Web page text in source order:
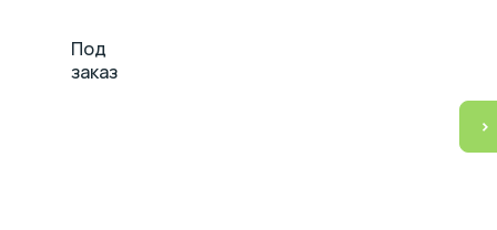
Под
заказ
>